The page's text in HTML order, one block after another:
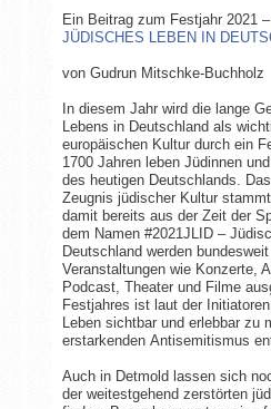
Ein Beitrag zum Festjahr 2021 –
JÜDISCHES LEBEN IN
von Gudrun Mitschke-Buchholz
In diesem Jahr wird die lange
Lebens in Deutschland als
europäischen Kultur durch ein
1700 Jahren leben Jüdinnen
des heutigen Deutschlands.
Zeugnis jüdischer Kultur
damit bereits aus der Zeit der
dem Namen #2021JLID –
Deutschland werden
Veranstaltungen wie Konzerte,
Podcast, Theater und Filme
Festjahres ist laut der
Leben sichtbar und erlebbar zu
erstarkenden Antisemitismus
Auch in Detmold lassen sich
der weitestgehend zerstörten